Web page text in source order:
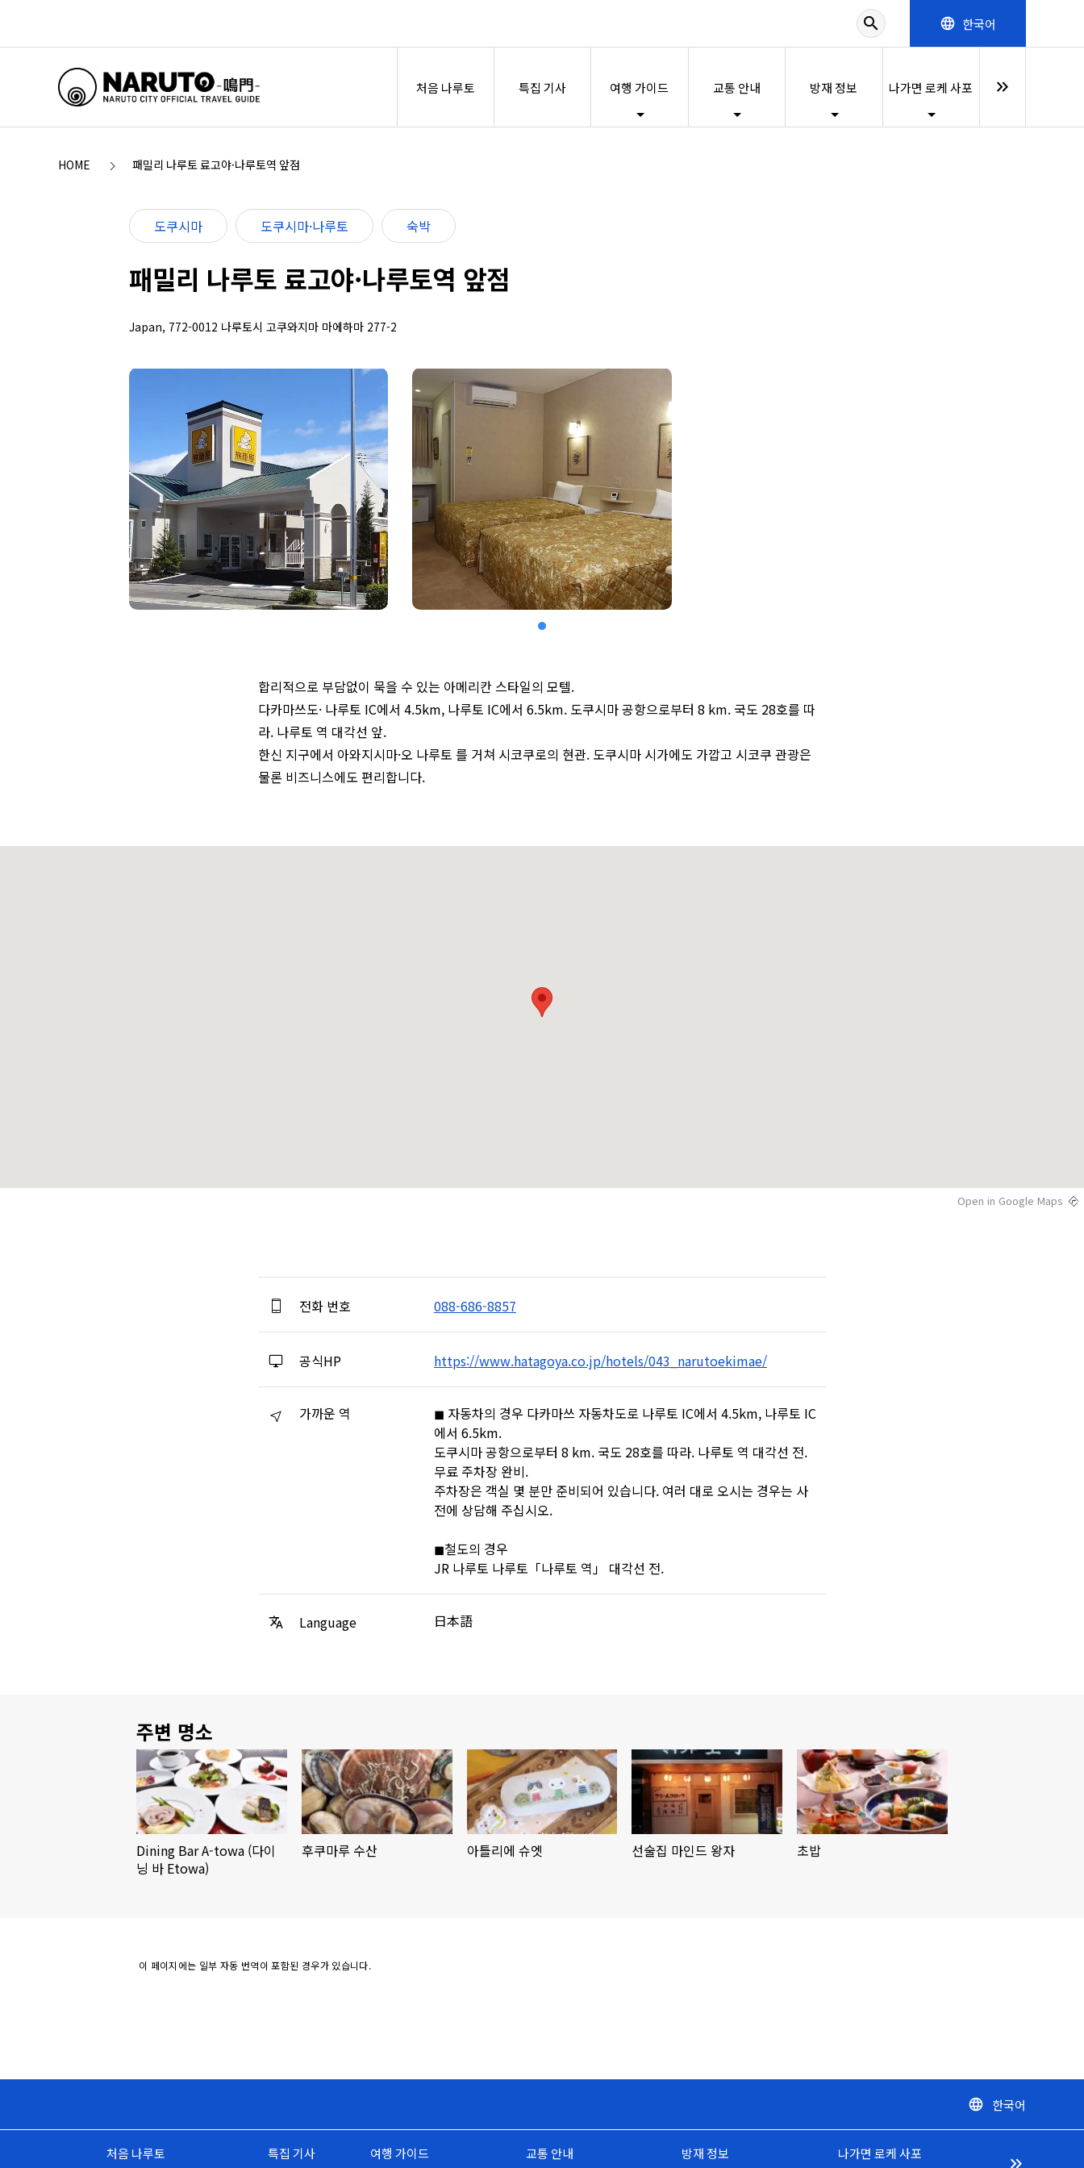
search language 한국어
처음 나루토 특집 기사 여행 가이드 교통 안내 방재 정보 나가면 로케 사포 keyboard_double_arrow_right
HOME 패밀리 나루토 료고야·나루토역 앞점
도쿠시마 도쿠시마·나루토 숙박
패밀리 나루토 료고야·나루토역 앞점
Japan, 772-0012 나루토시 고쿠와지마 마에하마 277-2
합리적으로 부담없이 묵을 수 있는 아메리칸 스타일의 모텔.
다카마쓰도· 나루토 IC에서 4.5km, 나루토 IC에서 6.5km. 도쿠시마 공항으로부터 8 km. 국도 28호를 따
라. 나루토 역 대각선 앞.
한신 지구에서 아와지시마·오 나루토 를 거쳐 시코쿠로의 현관. 도쿠시마 시가에도 가깝고 시코쿠 관광은
물론 비즈니스에도 편리합니다.
Open in Google Maps
전화 번호 088-686-8857
공식HP https://www.hatagoya.co.jp/hotels/043_narutoekimae/
가까운 역
◼︎ 자동차의 경우 다카마쓰 자동차도로 나루토 IC에서 4.5km, 나루토 IC
에서 6.5km.
도쿠시마 공항으로부터 8 km. 국도 28호를 따라. 나루토 역 대각선 전.
무료 주차장 완비.
주차장은 객실 몇 분만 준비되어 있습니다. 여러 대로 오시는 경우는 사
전에 상담해 주십시오.
◼︎철도의 경우
JR 나루토 나루토「나루토 역」 대각선 전.
Language 日本語
주변 명소
Dining Bar A-towa (다이
닝 바 Etowa)
후쿠마루 수산 아틀리에 슈엣 선술집 마인드 왕자 초밥
이 페이지에는 일부 자동 번역이 포함된 경우가 있습니다.
language 한국어
처음 나루토 특집 기사 여행 가이드 교통 안내 방재 정보 나가면 로케 사포